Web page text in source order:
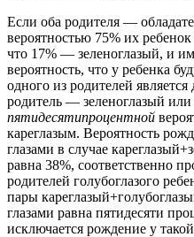
Если оба родителя —
вероятностью 75% их
что 17% — зеленоглазый, и
вероятность, что у ребенка
одного из родителей
родитель — зеленоглазый или
пятидесятипроцентной
кареглазым. Вероятность
глазами в случае
равна 38%, соответственно
родителей голубоглазого
пары
глазами равна пятидесяти
исключается рождение у